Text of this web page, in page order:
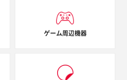
ゲーム周辺機器